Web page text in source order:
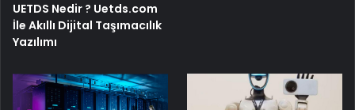
UETDS Nedir ? Uetds.com
İle Akıllı Dijital Taşımacılık
Yazılımı